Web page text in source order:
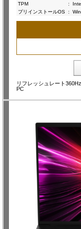
TPM
:
プリインストールOS :
リフレッシュレート
PC